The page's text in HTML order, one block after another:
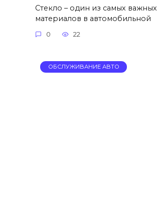
Стекло – один из самых важных
материалов в автомобильной
0 22
ОБСЛУЖИВАНИЕ АВТО